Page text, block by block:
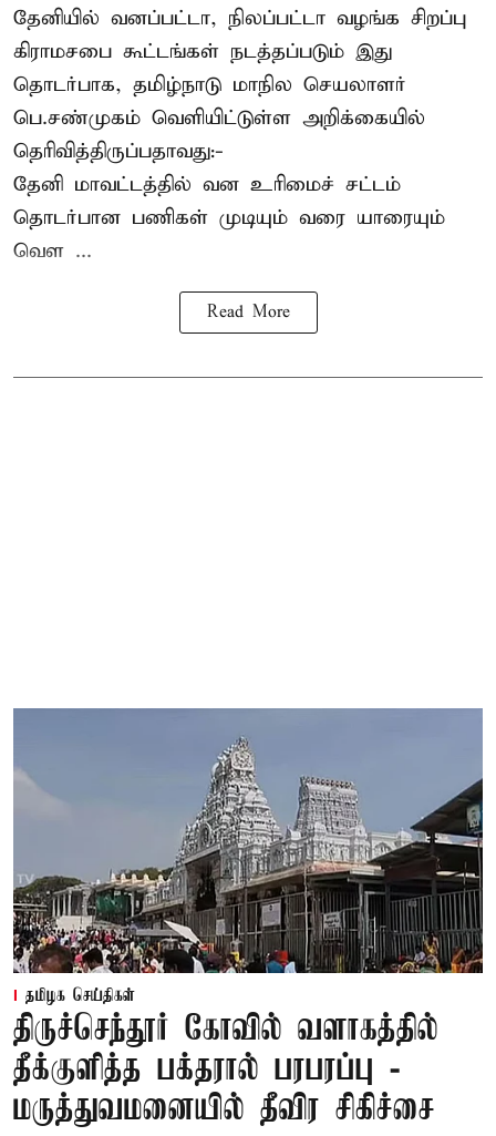
தேனியில் வனப்பட்டா, நிலப்பட்டா வழங்க சிறப்பு
கிராமசபை கூட்டங்கள் நடத்தப்படும் இது
தொடர்பாக, தமிழ்நாடு மாநில செயலாளர்
பெ.சண்முகம் வெளியிட்டுள்ள அறிக்கையில்
தெரிவித்திருப்பதாவது:-
தேனி மாவட்டத்தில் வன உரிமைச் சட்டம்
தொடர்பான பணிகள் முடியும் வரை யாரையும்
வெள ...
Read More
தமிழக செய்திகள்
திருச்செந்தூர் கோவில் வளாகத்தில்
தீக்குளித்த பக்தரால் பரபரப்பு -
மருத்துவமனையில் தீவிர சிகிச்சை